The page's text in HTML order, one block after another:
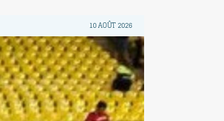
10 AOÛT 2026